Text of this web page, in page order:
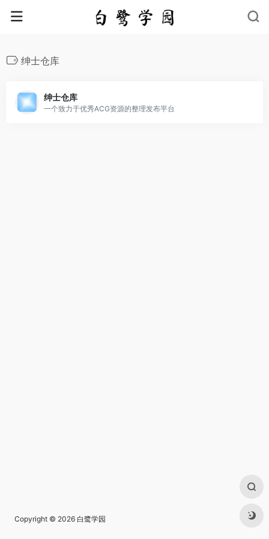
绅士仓库
绅士仓库
一个致力于优秀ACG资源的整理发布平台
Copyright © 2026 白鹭学园